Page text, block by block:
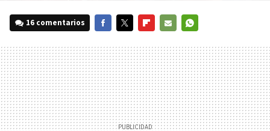
16 comentarios
MAIL